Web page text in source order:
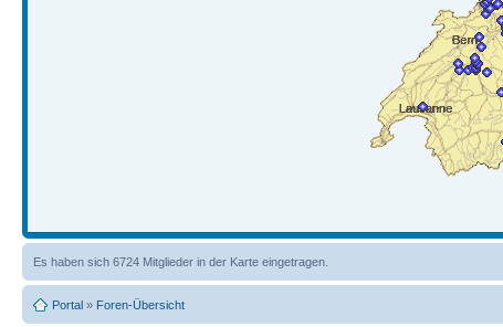
Es haben sich 6724 Mitglieder in der Karte eingetragen.
Portal » Foren-Übersicht